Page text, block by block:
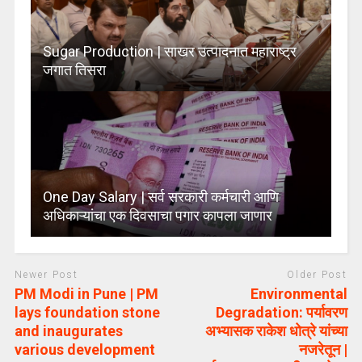
Sugar Production | साखर उत्पादनात महाराष्ट्र
जगात तिसरा
One Day Salary | सर्व सरकारी कर्मचारी आणि
अधिकाऱ्यांचा एक दिवसाचा पगार कापला जाणार
Newer Post
PM Modi in Pune | PM
lays foundation stone
and inaugurates
various development
Older Post
Environmental
Degradation: पर्यावरण
अभ्यासक राकेश धोत्रे यांच्या
नजरेतून |